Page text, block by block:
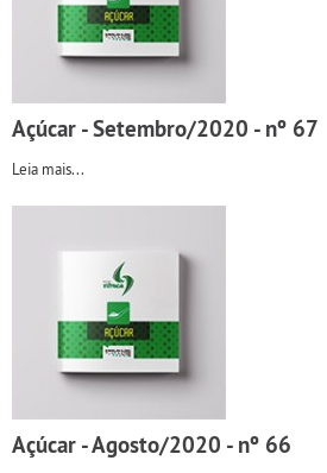
Açúcar - Setembro/2020 - nº 67
Leia mais...
Açúcar - Agosto/2020 - nº 66